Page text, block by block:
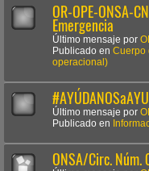
OR-OPE-ONSA-
Emergencia
Último mensaje por
Publicado en Cuerpo
operacional)
Último mensaje por
Publicado en
ONSA/Circ. Núm.